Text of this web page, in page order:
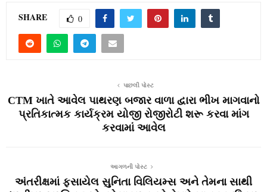
SHARE 0
પાછલી પોસ્ટ
CTM ખાતે આવેલ પાથરણ બજાર વાળા દ્વારા ભીખ માગવાનો
પ્રતિકાત્મક કાર્યક્રમ યોજી રોજીરોટી શરૂ કરવા માંગ
કરવામાં આવેલ
આગળની પોસ્ટ
અંતરીક્ષમાં ફસાયેલ સુનિતા વિલિયમ્સ અને તેમના સાથી